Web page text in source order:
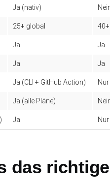
Ja (nativ)
25+ global
Ja Ja
Ja Ja
Ja (CLI + GitHub Action) Nur
Ja (alle Pläne)
Ja
das